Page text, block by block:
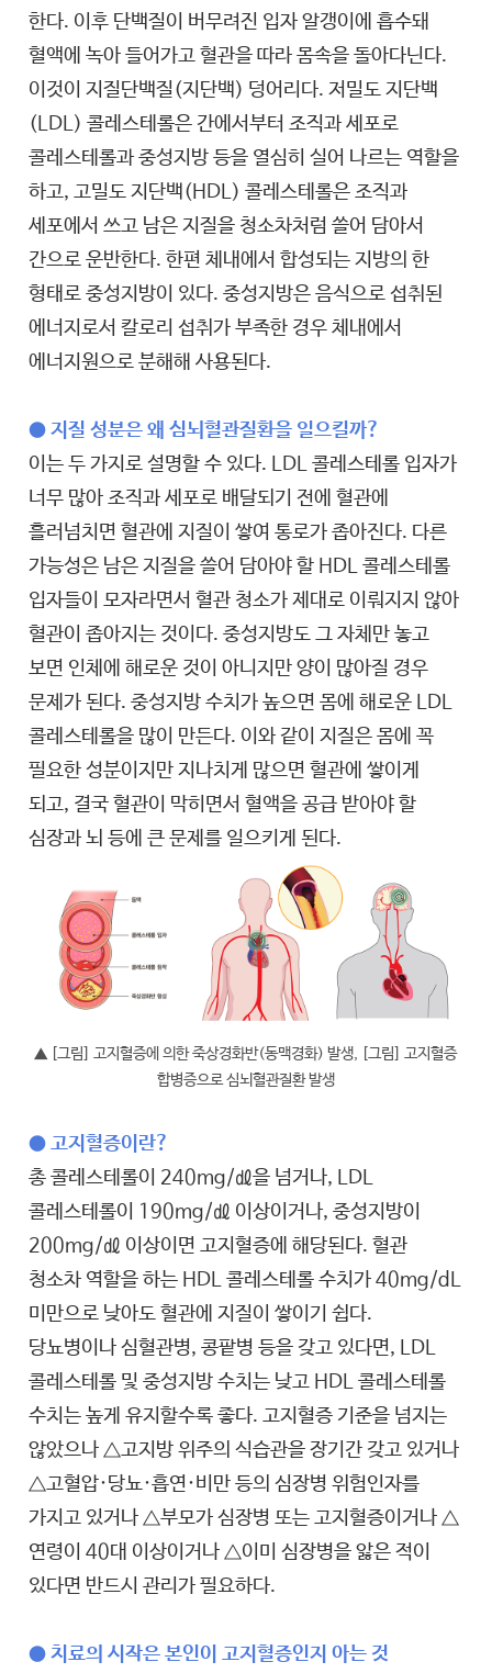
한다. 이후 단백질이 버무려진 입자 알갱이에 흡수돼
혈액에 녹아 들어가고 혈관을 따라 몸속을 돌아다닌다.
이것이 지질단백질(지단백) 덩어리다. 저밀도 지단백
(LDL) 콜레스테롤은 간에서부터 조직과 세포로
콜레스테롤과 중성지방 등을 열심히 실어 나르는 역할을
하고, 고밀도 지단백(HDL) 콜레스테롤은 조직과
세포에서 쓰고 남은 지질을 청소차처럼 쓸어 담아서
간으로 운반한다. 한편 체내에서 합성되는 지방의 한
형태로 중성지방이 있다. 중성지방은 음식으로 섭취된
에너지로서 칼로리 섭취가 부족한 경우 체내에서
에너지원으로 분해해 사용된다.
● 지질 성분은 왜 심뇌혈관질환을 일으킬까?
이는 두 가지로 설명할 수 있다. LDL 콜레스테롤 입자가
너무 많아 조직과 세포로 배달되기 전에 혈관에
흘러넘치면 혈관에 지질이 쌓여 통로가 좁아진다. 다른
가능성은 남은 지질을 쓸어 담아야 할 HDL 콜레스테롤
입자들이 모자라면서 혈관 청소가 제대로 이뤄지지 않아
혈관이 좁아지는 것이다. 중성지방도 그 자체만 놓고
보면 인체에 해로운 것이 아니지만 양이 많아질 경우
문제가 된다. 중성지방 수치가 높으면 몸에 해로운 LDL
콜레스테롤을 많이 만든다. 이와 같이 지질은 몸에 꼭
필요한 성분이지만 지나치게 많으면 혈관에 쌓이게
되고, 결국 혈관이 막히면서 혈액을 공급 받아야 할
심장과 뇌 등에 큰 문제를 일으키게 된다.
▲ [그림] 고지혈증에 의한 죽상경화반(동맥경화) 발생, [그림] 고지혈증
합병증으로 심뇌혈관질환 발생
● 고지혈증이란?
총 콜레스테롤이 240mg/㎗을 넘거나, LDL
콜레스테롤이 190mg/㎗ 이상이거나, 중성지방이
200mg/㎗ 이상이면 고지혈증에 해당된다. 혈관
청소차 역할을 하는 HDL 콜레스테롤 수치가 40mg/dL
미만으로 낮아도 혈관에 지질이 쌓이기 쉽다.
당뇨병이나 심혈관병, 콩팥병 등을 갖고 있다면, LDL
콜레스테롤 및 중성지방 수치는 낮고 HDL 콜레스테롤
수치는 높게 유지할수록 좋다. 고지혈증 기준을 넘지는
않았으나 △고지방 위주의 식습관을 장기간 갖고 있거나
△고혈압·당뇨·흡연·비만 등의 심장병 위험인자를
가지고 있거나 △부모가 심장병 또는 고지혈증이거나 △
연령이 40대 이상이거나 △이미 심장병을 앓은 적이
있다면 반드시 관리가 필요하다.
● 치료의 시작은 본인이 고지혈증인지 아는 것